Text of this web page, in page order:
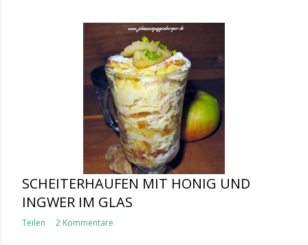
SCHEITERHAUFEN MIT HONIG UND
INGWER IM GLAS
Teilen 2 Kommentare